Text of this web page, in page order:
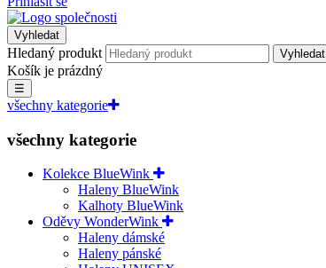
Vyhledat
Hledaný produkt Vyhledat
Košík je prázdný
☰
všechny kategorie
všechny kategorie
Kolekce BlueWink
Haleny BlueWink
Kalhoty BlueWink
Oděvy WonderWink
Haleny dámské
Haleny pánské